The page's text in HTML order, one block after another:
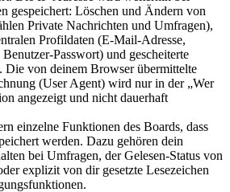
gespeichert: Löschen und Ändern von
Private Nachrichten und Umfragen),
Profildaten (E-Mail-Adresse,
Passwort) und gescheiterte
Die von deinem Browser übermittelte
(User Agent) wird nur in der „Wer
angezeigt und nicht dauerhaft
einzelne Funktionen des Boards, dass
werden. Dazu gehören dein
bei Umfragen, der Gelesen-Status von
explizit von dir gesetzte Lesezeichen